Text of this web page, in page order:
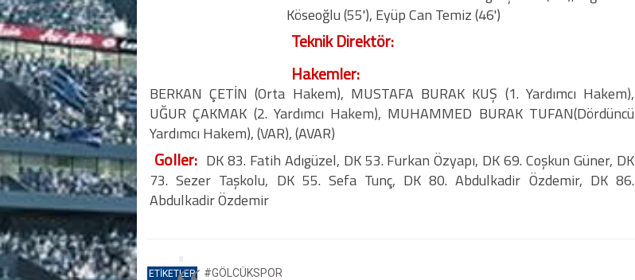
Köseoğlu (55'), Eyüp Can Temiz (46')
Teknik Direktör:
Hakemler:
BERKAN ÇETİN (Orta Hakem), MUSTAFA BURAK KUŞ (1. Yardımcı Hakem),
UĞUR ÇAKMAK (2. Yardımcı Hakem), MUHAMMED BURAK TUFAN(Dördüncü
Yardımcı Hakem), (VAR), (AVAR)
Goller: DK 83. Fatih Adıgüzel, DK 53. Furkan Özyapı, DK 69. Coşkun Güner, DK
73. Sezer Taşkolu, DK 55. Sefa Tunç, DK 80. Abdulkadir Özdemir, DK 86.
Abdulkadir Özdemir
ETİKETLER #GÖLCÜKSPOR